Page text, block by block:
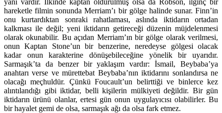
hareketle filmin sonunda Merriam’ı bir gölge halinde sunar. Finn’in
onu kurtardıktan sonraki rahatlaması, aslında iktidarın ortadan
kalkması ile değil; yeni iktidarın getireceği düzenin müjdelenmesi
olarak okunabilir. Bu açıdan Merriam’ın bir gölge olarak verilmesi,
onun Kaptan Stone’un bir benzerine, neredeyse gölgesi olacak
kadar onun karakterine dönüşebileceğine yönelik bir uyarıdır.
Sarmaşık’ta da benzer bir yaklaşım vardır: İsmail, Beybaba’ya
anahtarı verse ve mürettebat Beybaba’nın iktidarını sonlandırsa ne
olacağı meçhuldür. Çünkü Foucault’un belirttiği ve binlerce kez
alıntılandığı gibi iktidar, belli kişilerin mülkiyeti değildir. Bir gün
iktidarın ürünü olanlar, ertesi gün onun uygulayıcısı olabilirler. Bu
bir hayalet gemi de olsa, sarmaşık ağı da olsa fark etmez.